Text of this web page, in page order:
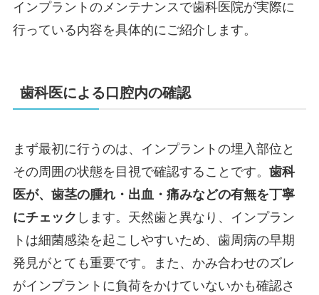
インプラントのメンテナンスで歯科医院が実際に
行っている内容を具体的にご紹介します。
歯科医による口腔内の確認
まず最初に行うのは、インプラントの埋入部位と
その周囲の状態を目視で確認することです。 歯科
医が、歯茎の腫れ・出血・痛みなどの有無を丁寧
にチェック します。天然歯と異なり、インプラン
トは細菌感染を起こしやすいため、歯周病の早期
発見がとても重要です。また、かみ合わせのズレ
がインプラントに負荷をかけていないかも確認さ